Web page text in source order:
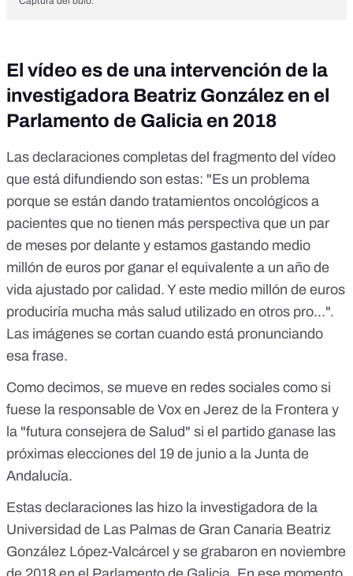
El vídeo es de una intervención de la
investigadora Beatriz González en el
Parlamento de Galicia en 2018
Las declaraciones completas del fragmento del vídeo
que está difundiendo son estas: "Es un problema
porque se están dando tratamientos oncológicos a
pacientes que no tienen más perspectiva que un par
de meses por delante y estamos gastando medio
millón de euros por ganar el equivalente a un año de
vida ajustado por calidad. Y este medio millón de euros
produciría mucha más salud utilizado en otros pro...".
Las imágenes se cortan cuando está pronunciando
esa frase.
Como decimos, se mueve en redes sociales como si
fuese la responsable de Vox en Jerez de la Frontera y
la "futura consejera de Salud" si el partido ganase las
próximas elecciones del 19 de junio a la Junta de
Andalucía.
Estas declaraciones las hizo la investigadora de la
Universidad de Las Palmas de Gran Canaria Beatriz
González López-Valcárcel y se grabaron en noviembre